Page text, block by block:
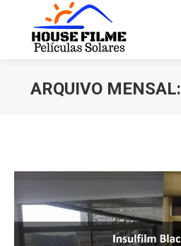
ARQUIVO MENSAL: